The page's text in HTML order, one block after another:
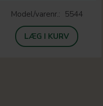
Model/varenr.: 5544
LÆG I KURV